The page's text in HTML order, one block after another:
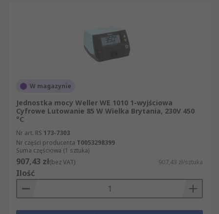
W magazynie
Jednostka mocy Weller WE 1010 1-wyjściowa
Cyfrowe Lutowanie 85 W Wielka Brytania, 230V 450
°C
Nr art. RS 173-7303
Nr części producenta T0053298399
Suma częściowa (1 sztuka)
907,43 zł(bez VAT) 907,43 zł/sztuka
Ilość